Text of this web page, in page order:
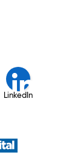
LinkedIn